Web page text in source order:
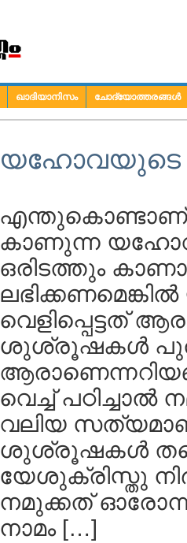
ഖാദിയാനിസം
ചോദ്യോത്തരങ്ങള്‍
യഹോവയുടെ
എന്തുകൊണ്ടാണ്
കാണുന്ന
ഒരിടത്തും
വെളിപ്പെട്ടത്
ശുശ്രൂഷകള്‍
വെച്ച് പഠിച്ചാല്‍
വലിയ
ശുശ്രൂഷകള്‍
യേശുക്രിസ്തു
നമുക്കത്
നാമം […]